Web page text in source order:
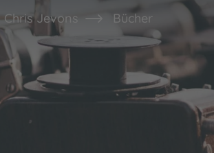
Chris Jevons Bücher